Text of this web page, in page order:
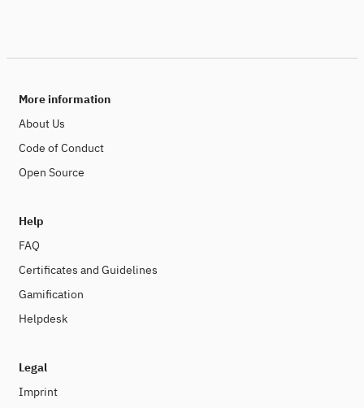
More information
About Us
Code of Conduct
Open Source
Help
FAQ
Certificates and Guidelines
Gamification
Helpdesk
Legal
Imprint